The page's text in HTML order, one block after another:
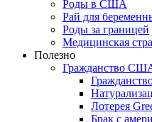
Роды в США
Рай для
Роды за границей
Медицинская
Полезно
Гражданство
Лотерея
Брак с